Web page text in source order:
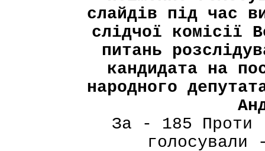
слайдів під час
слідчої комісії
питань
кандидата на
народного
За - 185 Проти